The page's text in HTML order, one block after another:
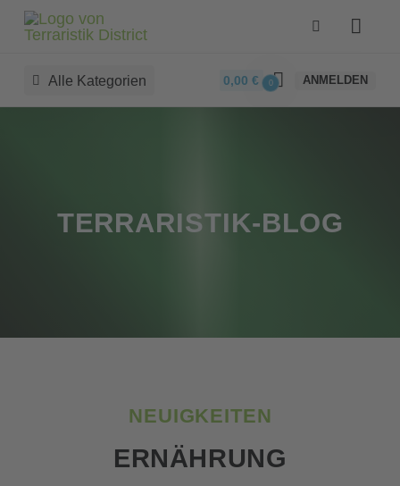
Alle Kategorien 0,00€ 0 ANMELDEN
TERRARISTIK-BLOG
NEUIGKEITEN
ERNÄHRUNG